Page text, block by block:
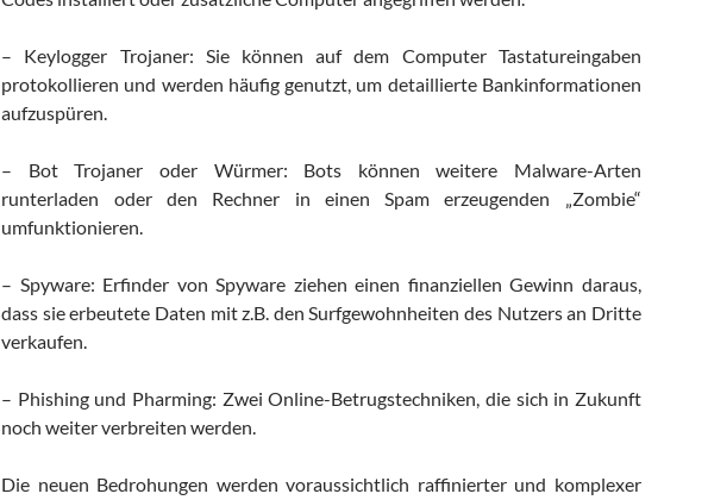
– Keylogger Trojaner: Sie können auf dem Computer Tastatureingaben
protokollieren und werden häufig genutzt, um detaillierte Bankinformationen
aufzuspüren.
– Bot Trojaner oder Würmer: Bots können weitere Malware-Arten
runterladen oder den Rechner in einen Spam erzeugenden „Zombie“
umfunktionieren.
– Spyware: Erfinder von Spyware ziehen einen finanziellen Gewinn daraus,
dass sie erbeutete Daten mit z.B. den Surfgewohnheiten des Nutzers an Dritte
verkaufen.
– Phishing und Pharming: Zwei Online-Betrugstechniken, die sich in Zukunft
noch weiter verbreiten werden.
Die neuen Bedrohungen werden voraussichtlich raffinierter und komplexer